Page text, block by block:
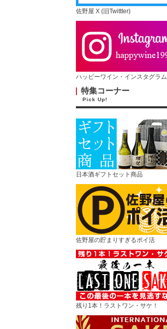
佐野屋 X (旧Twittter)
ハッピーワイン・インスタグラム
特集コーナー
Pick Up!
日本酒ギフトセット商品
佐野屋の貯まりすぎるポイ活
残り1本！ラストワン・サケ！